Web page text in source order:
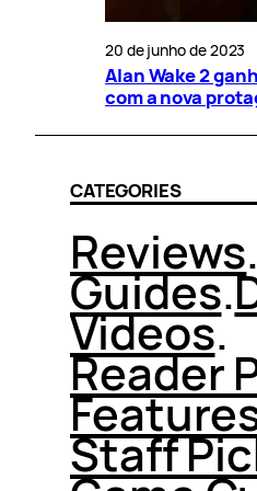
20 de junho de 2023
Alan Wake 2
com a nova
CATEGORIES
Reviews.
Guides.
Videos.
Reader
Staff